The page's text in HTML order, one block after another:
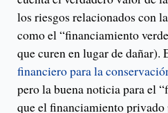
los riesgos relacionados con
como el “financiamiento
que curen en lugar de dañar).
financiero para la
pero la buena noticia para el
que el financiamiento privado